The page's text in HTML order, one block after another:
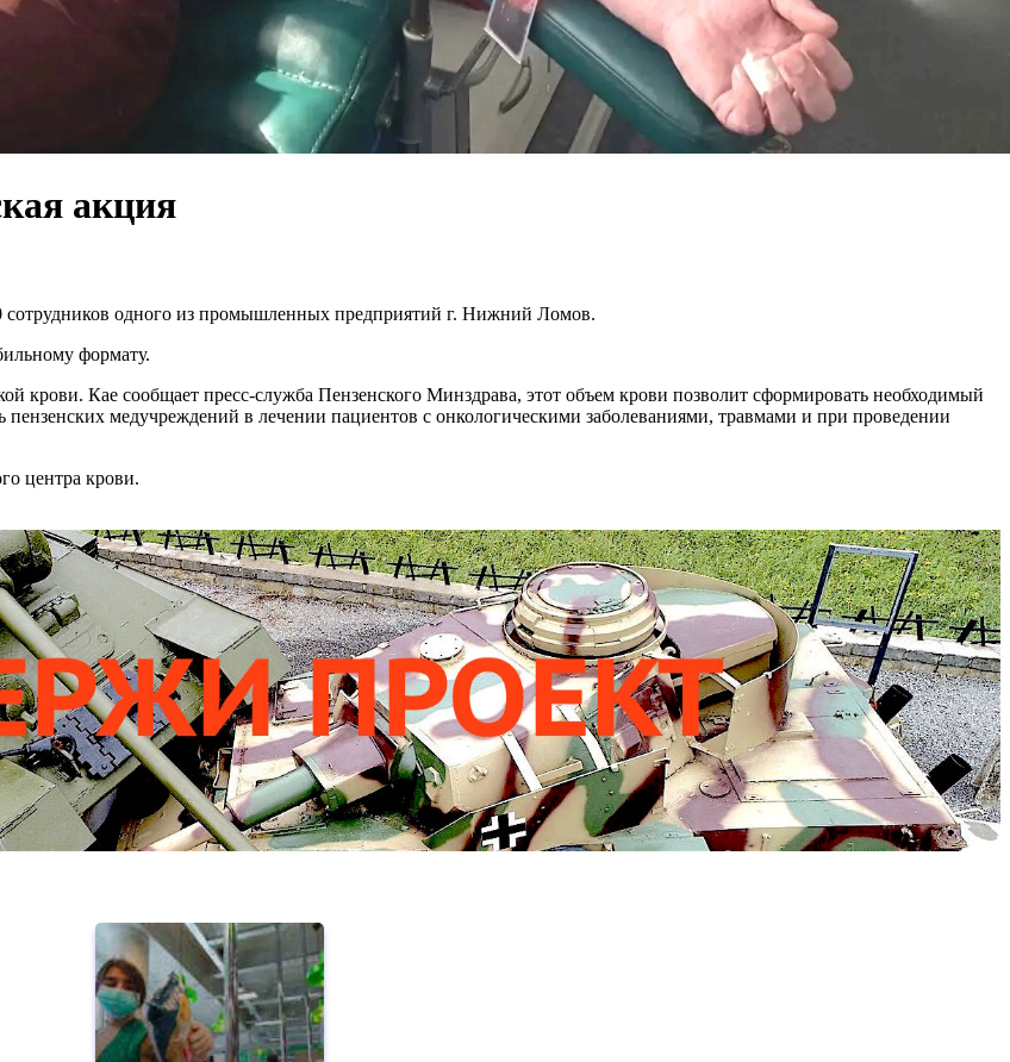
акция
сотрудников одного из промышленных предприятий г. Нижний Ломов.
формату.
крови. Кае сообщает пресс-служба Пензенского Минздрава, этот объем крови позволит сформировать необходимый
пензенских медучреждений в лечении пациентов с онкологическими заболеваниями, травмами и при проведении
центра крови.